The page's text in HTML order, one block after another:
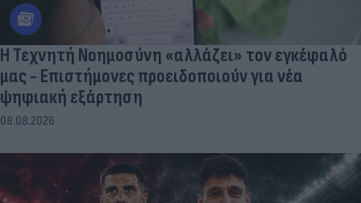
Η Τεχνητή Νοημοσύνη «αλλάζει» τον εγκέφαλό
μας - Eπιστήμονες προειδοποιούν για νέα
ψηφιακή εξάρτηση
08.08.2026